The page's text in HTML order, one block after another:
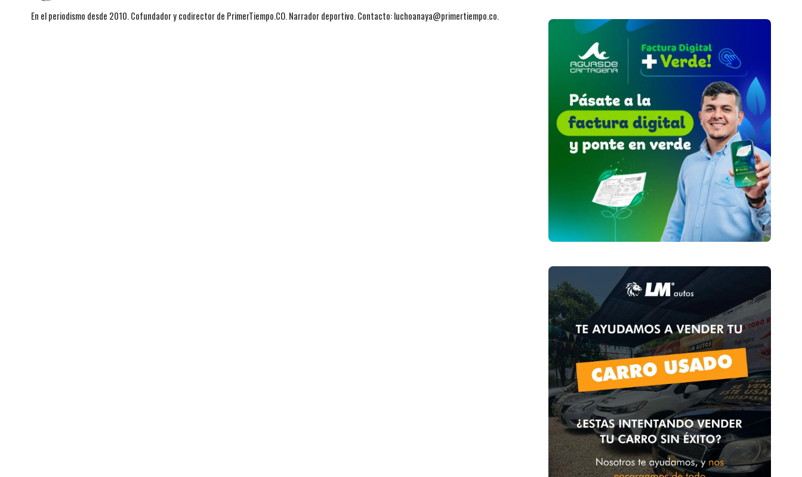
En el periodismo desde 2010. Cofundador y codirector de PrimerTiempo.CO. Narrador deportivo. Contacto: luchoanaya@primertiempo.co.